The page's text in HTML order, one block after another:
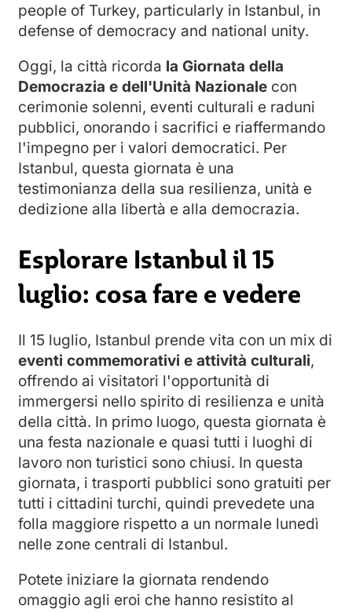
people of Turkey, particularly in Istanbul, in
defense of democracy and national unity.
Oggi, la città ricorda la Giornata della
Democrazia e dell'Unità Nazionale con
cerimonie solenni, eventi culturali e raduni
pubblici, onorando i sacrifici e riaffermando
l'impegno per i valori democratici. Per
Istanbul, questa giornata è una
testimonianza della sua resilienza, unità e
dedizione alla libertà e alla democrazia.
Esplorare Istanbul il 15
luglio: cosa fare e vedere
Il 15 luglio, Istanbul prende vita con un mix di
eventi commemorativi e attività culturali,
offrendo ai visitatori l'opportunità di
immergersi nello spirito di resilienza e unità
della città. In primo luogo, questa giornata è
una festa nazionale e quasi tutti i luoghi di
lavoro non turistici sono chiusi. In questa
giornata, i trasporti pubblici sono gratuiti per
tutti i cittadini turchi, quindi prevedete una
folla maggiore rispetto a un normale lunedì
nelle zone centrali di Istanbul.
Potete iniziare la giornata rendendo
omaggio agli eroi che hanno resistito al